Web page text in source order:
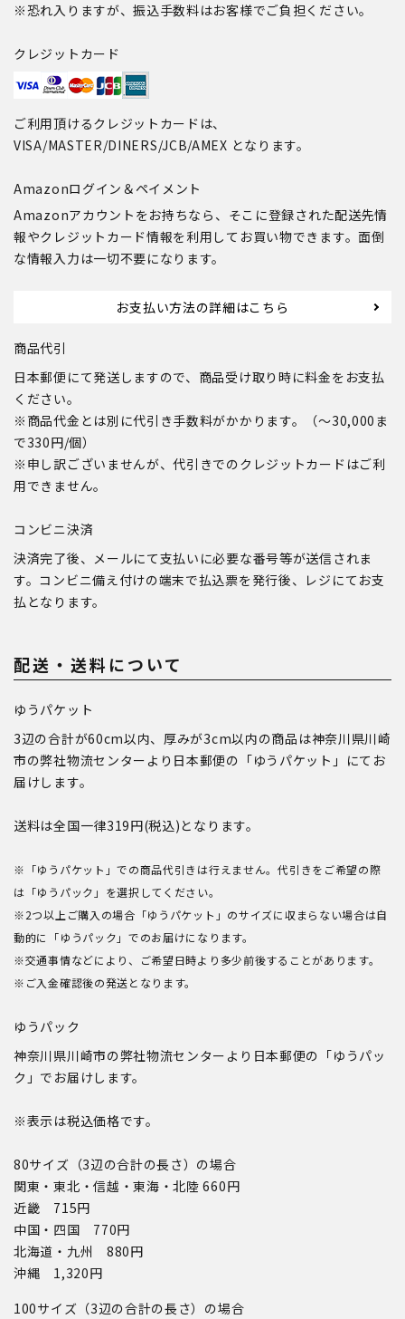
※恐れ入りますが、振込手数料はお客様でご負担ください。
クレジットカード
ご利用頂けるクレジットカードは、
VISA/MASTER/DINERS/JCB/AMEX となります。
Amazonログイン＆ペイメント
Amazonアカウントをお持ちなら、そこに登録された配送先情
報やクレジットカード情報を利用してお買い物できます。面倒
な情報入力は一切不要になります。
お支払い方法の詳細はこちら
商品代引
日本郵便にて発送しますので、商品受け取り時に料金をお支払
ください。
※商品代金とは別に代引き手数料がかかります。（～30,000ま
で330円/個）
※申し訳ございませんが、代引きでのクレジットカードはご利
用できません。
コンビニ決済
決済完了後、メールにて支払いに必要な番号等が送信されま
す。コンビニ備え付けの端末で払込票を発行後、レジにてお支
払となります。
配送・送料について
ゆうパケット
3辺の合計が60cm以内、厚みが3cm以内の商品は神奈川県川崎
市の弊社物流センターより日本郵便の「ゆうパケット」にてお
届けします。
送料は全国一律319円(税込)となります。
※「ゆうパケット」での商品代引きは行えません。代引きをご希望の際
は「ゆうパック」を選択してください。
※2つ以上ご購入の場合「ゆうパケット」のサイズに収まらない場合は自
動的に「ゆうパック」でのお届けになります。
※交通事情などにより、ご希望日時より多少前後することがあります。
※ご入金確認後の発送となります。
ゆうパック
神奈川県川崎市の弊社物流センターより日本郵便の「ゆうパッ
ク」でお届けします。
※表示は税込価格です。
80サイズ（3辺の合計の長さ）の場合
関東・東北・信越・東海・北陸 660円
近畿 715円
中国・四国 770円
北海道・九州 880円
沖縄 1,320円
100サイズ（3辺の合計の長さ）の場合